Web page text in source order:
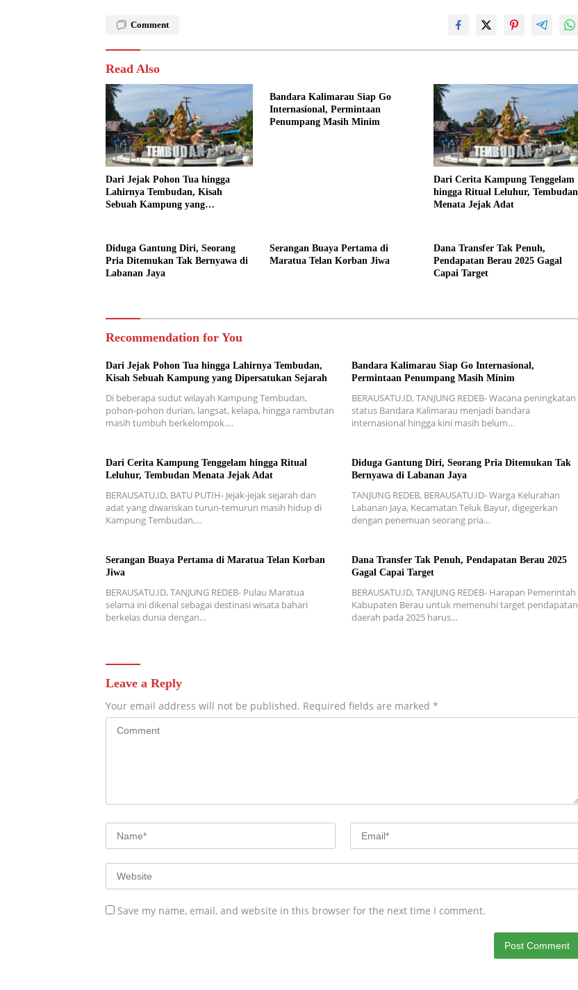
Comment
Read Also
Dari Jejak Pohon Tua hingga
Lahirnya Tembudan, Kisah
Sebuah Kampung yang
Bandara Kalimarau Siap Go
Internasional, Permintaan
Penumpang Masih Minim
Dari Cerita Kampung Tenggelam
hingga Ritual Leluhur, Tembudan
Menata Jejak Adat
Diduga Gantung Diri, Seorang
Pria Ditemukan Tak Bernyawa di
Labanan Jaya
Serangan Buaya Pertama di
Maratua Telan Korban Jiwa
Dana Transfer Tak Penuh,
Pendapatan Berau 2025 Gagal
Capai Target
Recommendation for You
Dari Jejak Pohon Tua hingga Lahirnya Tembudan,
Kisah Sebuah Kampung yang Dipersatukan Sejarah
Di beberapa sudut wilayah Kampung Tembudan,
pohon-pohon durian, langsat, kelapa, hingga rambutan
masih tumbuh berkelompok….
Bandara Kalimarau Siap Go Internasional,
Permintaan Penumpang Masih Minim
BERAUSATU.ID, TANJUNG REDEB- Wacana peningkatan
status Bandara Kalimarau menjadi bandara
internasional hingga kini masih belum…
Dari Cerita Kampung Tenggelam hingga Ritual
Leluhur, Tembudan Menata Jejak Adat
BERAUSATU.ID, BATU PUTIH- Jejak-jejak sejarah dan
adat yang diwariskan turun-temurun masih hidup di
Kampung Tembudan,…
Diduga Gantung Diri, Seorang Pria Ditemukan Tak
Bernyawa di Labanan Jaya
TANJUNG REDEB, BERAUSATU.ID- Warga Kelurahan
Labanan Jaya, Kecamatan Teluk Bayur, digegerkan
dengan penemuan seorang pria…
Serangan Buaya Pertama di Maratua Telan Korban
Jiwa
BERAUSATU.ID, TANJUNG REDEB- Pulau Maratua
selama ini dikenal sebagai destinasi wisata bahari
berkelas dunia dengan…
Dana Transfer Tak Penuh, Pendapatan Berau 2025
Gagal Capai Target
BERAUSATU.ID, TANJUNG REDEB- Harapan Pemerintah
Kabupaten Berau untuk memenuhi target pendapatan
daerah pada 2025 harus…
Leave a Reply
Your email address will not be published. Required fields are marked *
Save my name, email, and website in this browser for the next time I comment.